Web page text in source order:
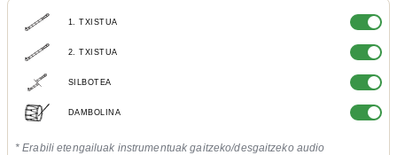
1. TXISTUA
2. TXISTUA
SILBOTEA
DAMBOLINA
* Erabili etengailuak instrumentuak gaitzeko/desgaitzeko audio